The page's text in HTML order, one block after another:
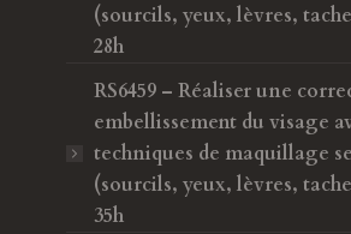
(sourcils, yeux, lèvres,
28h
RS6459 – Réaliser une
embellissement du visage
techniques de maquillage
(sourcils, yeux, lèvres,
35h